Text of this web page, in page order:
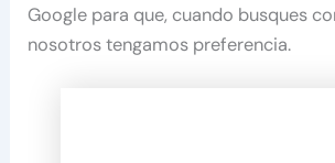
Google para que, cuando busques
nosotros tengamos preferencia.